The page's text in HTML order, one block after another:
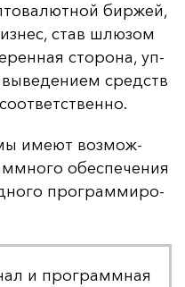
бир­жей,
став шлю­зом
сто­ро­на, уп­
средств
име­ют воз­мож­
обес­пе­че­ния
прог­рам­ми­ро­
и программная